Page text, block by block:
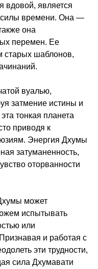
вдовой, является
силы времени. Она —
она
перемен. Ее
старых шаблонов,
вуалью,
затмение истины и
тонкая планета
приводя к
Энергия Дхумы
затуманенность,
оторванности
может
испытывать
или
и работая с
эти трудности,
сила Дхумавати